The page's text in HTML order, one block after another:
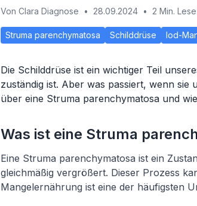
Von Clara Diagnose • 28.09.2024 • 2 Min.
Struma parenchymatosa Schilddrüse Iod-
Die Schilddrüse ist ein wichtiger Teil
zuständig ist. Aber was passiert, wenn
über eine Struma parenchymatosa und
Was ist eine Struma
Eine Struma parenchymatosa ist ein
gleichmäßig vergrößert. Dieser Prozess
Mangelernährung ist eine der häufigsten